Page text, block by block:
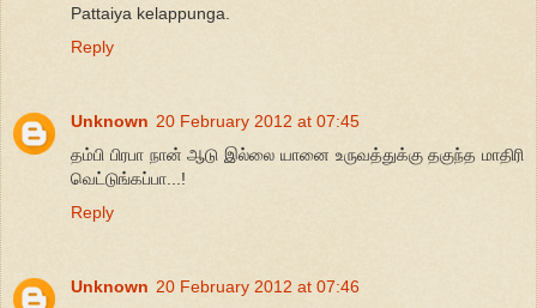
Pattaiya kelappunga.
Reply
Unknown 20 February 2012 at 07:45
தம்பி பிரபா நான் ஆடு இல்லை யானை உருவத்துக்கு தகுந்த மாதிரி
வெட்டுங்கப்பா...!
Reply
Unknown 20 February 2012 at 07:46